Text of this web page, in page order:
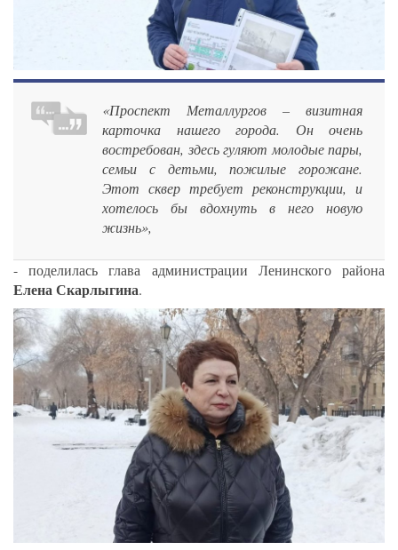
«Проспект Металлургов – визитная
карточка нашего города. Он очень
востребован, здесь гуляют молодые пары,
семьи с детьми, пожилые горожане.
Этот сквер требует реконструкции, и
хотелось бы вдохнуть в него новую
жизнь»,
- поделилась глава администрации Ленинского района
Елена Скарлыгина.